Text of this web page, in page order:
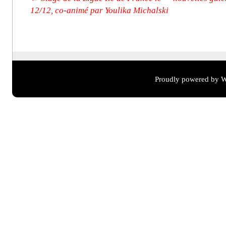
12/12, co-animé par Youlika Michalski
Proudly powered by